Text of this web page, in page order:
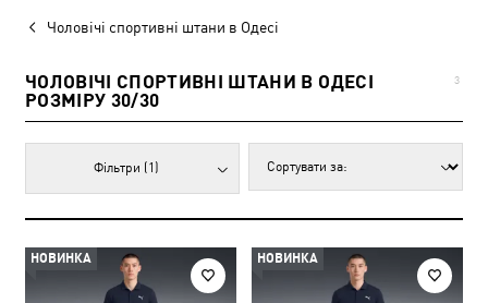
Чоловічі спортивні штани в Одесі
ЧОЛОВІЧІ СПОРТИВНІ ШТАНИ В ОДЕСІ
РОЗМІРУ 30/30
3
Фільтри (1)
НОВИНКА НОВИНКА